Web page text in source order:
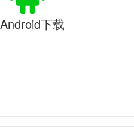
Android下载